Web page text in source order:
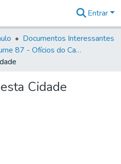
&
Coleções
Tudo na
Biblioteca
Estatísticas
Entrar
Documentos Interessantes
Volume 87 - Ofícios do Capitão General Antonio Manoel de Melo Castro e Mendonça (1797- 1801)
Cidade